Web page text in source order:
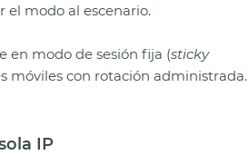
el modo al escenario.
en modo de sesión fija (sticky
móviles con rotación administrada.
IP